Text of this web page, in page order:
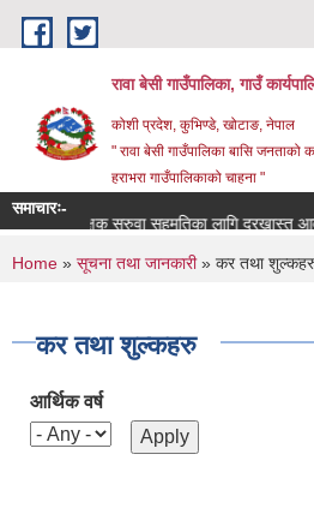
Skip to main content
रावा बेसी गाउँपालिका, गाउँ
कोशी प्रदेश, कुभिण्डे, खोटाङ, नेपाल
" रावा बेसी गाउँपालिका बासि जनताको
हराभरा गाउँपालिकाको चाहना "
समाचारः-
शिक्षक सरुवा सहमतिका लागि दरखास्त
You are here
Home » सूचना तथा जानकारी» कर तथा
कर तथा शुल्कहरु
आर्थिक वर्ष